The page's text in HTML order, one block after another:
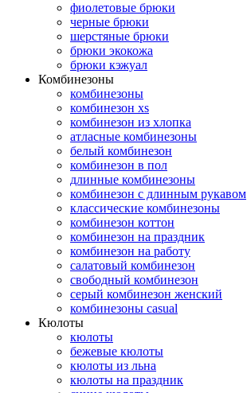
фиолетовые брюки
черные брюки
шерстяные брюки
брюки экокожа
брюки кэжуал
Комбинезоны
комбинезоны
комбинезон xs
комбинезон из хлопка
атласные комбинезоны
белый комбинезон
комбинезон в пол
длинные комбинезоны
комбинезон с длинным рукавом
классические комбинезоны
комбинезон коттон
комбинезон на праздник
комбинезон на работу
салатовый комбинезон
свободный комбинезон
серый комбинезон женский
комбинезоны casual
Кюлоты
кюлоты
бежевые кюлоты
кюлоты из льна
кюлоты на праздник